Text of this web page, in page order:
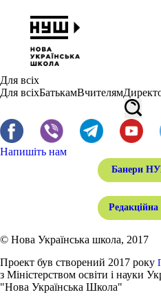
Для всіх
Для всіхБатькамВчителям
Напишіть нам
Банери
Редакційна
© Нова Українська школа, 2017
Проект був створений 2017 року
з Міністерством освіти і науки
"Нова Українська Школа"